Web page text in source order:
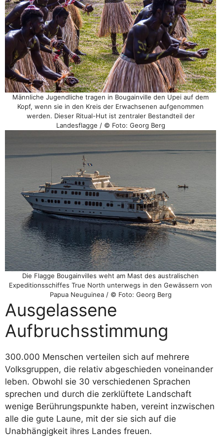
Männliche Jugendliche tragen in Bougainville den Upei auf dem
Kopf, wenn sie in den Kreis der Erwachsenen aufgenommen
werden. Dieser Ritual-Hut ist zentraler Bestandteil der
Landesflagge / © Foto: Georg Berg
Die Flagge Bougainvilles weht am Mast des australischen
Expeditionsschiffes True North unterwegs in den Gewässern von
Papua Neuguinea / © Foto: Georg Berg
Ausgelassene
Aufbruchsstimmung
300.000 Menschen verteilen sich auf mehrere
Volksgruppen, die relativ abgeschieden voneinander
leben. Obwohl sie 30 verschiedenen Sprachen
sprechen und durch die zerklüftete Landschaft
wenige Berührungspunkte haben, vereint inzwischen
alle die gute Laune, mit der sie sich auf die
Unabhängigkeit ihres Landes freuen.